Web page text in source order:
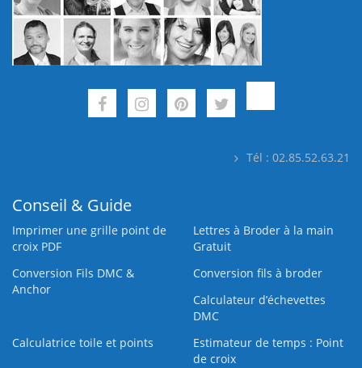
Tél : 02.85.52.63.21
Conseil & Guide
Imprimer une grille point de
croix PDF
Lettres à Broder à la main
Gratuit
Conversion Fils DMC &
Anchor
Conversion fils à broder
Calculateur d’échevettes
DMC
Calculatrice toile et points
Estimateur de temps : Point
de croix